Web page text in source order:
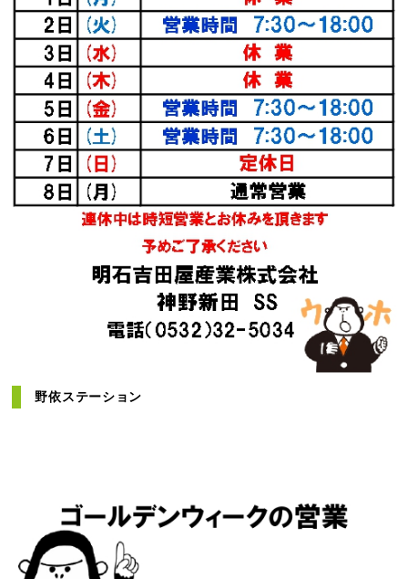
野依ステーション